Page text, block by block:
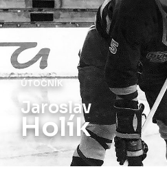
ÚTOČNÍK
Jaroslav
Holík